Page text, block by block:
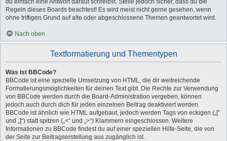
du einfach eine Antwort darauf schreibst. Stelle jedoch sicher, dass du die
Regeln dieses Boards beachtest! Es wird meist nicht gerne gesehen, wenn
ohne triftigen Grund auf alte oder abgeschlossene Themen geantwortet wird.
Nach oben
Textformatierung und Thementypen
Was ist BBCode?
BBCode ist eine spezielle Umsetzung von HTML, die dir weitreichende
Formatierungsmöglichkeiten für deinen Text gibt. Die Rechte zur Verwendung
von BBCode werden durch die Board-Administration vergeben, können
jedoch auch durch dich für jeden einzelnen Beitrag deaktiviert werden.
BBCode ist ähnlich wie HTML aufgebaut, jedoch werden Tags von eckigen („[“
und „]“) statt spitzen („<“ und „>“) Klammern eingeschlossen. Weitere
Informationen zu BBCode findest du auf einer speziellen Hilfe-Seite, die von
der Seite zur Beitragserstellung aus zugänglich ist.